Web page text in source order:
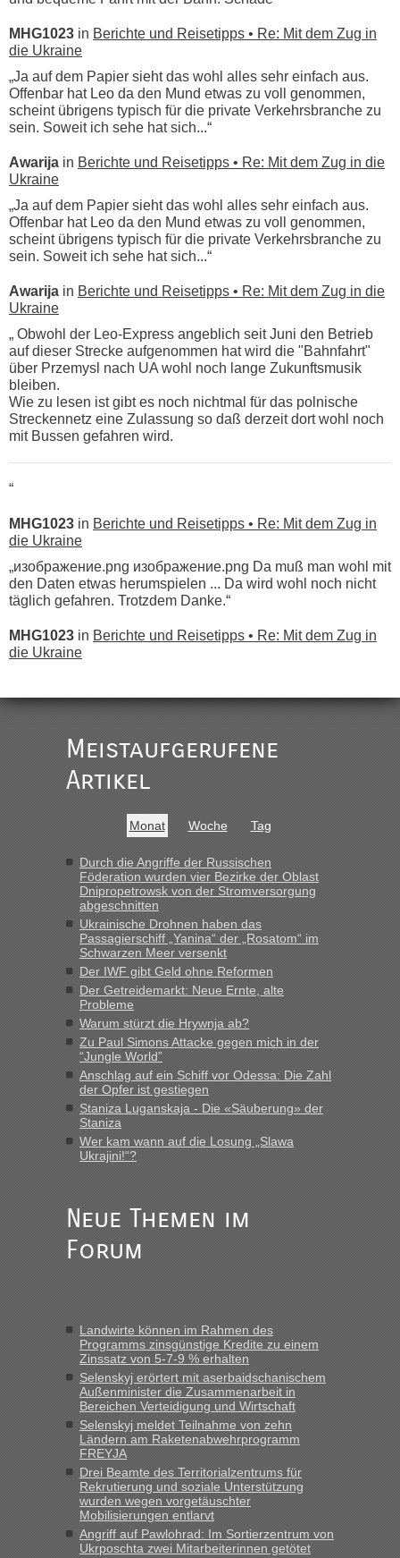
MHG1023 in Berichte und Reisetipps • Re: Mit dem Zug in
die Ukraine
„Ja auf dem Papier sieht das wohl alles sehr einfach aus.
Offenbar hat Leo da den Mund etwas zu voll genommen,
scheint übrigens typisch für die private Verkehrsbranche zu
sein. Soweit ich sehe hat sich...“
Awarija in Berichte und Reisetipps • Re: Mit dem Zug in die
Ukraine
„Ja auf dem Papier sieht das wohl alles sehr einfach aus.
Offenbar hat Leo da den Mund etwas zu voll genommen,
scheint übrigens typisch für die private Verkehrsbranche zu
sein. Soweit ich sehe hat sich...“
Awarija in Berichte und Reisetipps • Re: Mit dem Zug in die
Ukraine
„ Obwohl der Leo-Express angeblich seit Juni den Betrieb
auf dieser Strecke aufgenommen hat wird die "Bahnfahrt"
über Przemysl nach UA wohl noch lange Zukunftsmusik
bleiben.
Wie zu lesen ist gibt es noch nichtmal für das polnische
Streckennetz eine Zulassung so daß derzeit dort wohl noch
mit Bussen gefahren wird.
“
MHG1023 in Berichte und Reisetipps • Re: Mit dem Zug in
die Ukraine
„изображение.png изображение.png Da muß man wohl mit
den Daten etwas herumspielen ... Da wird wohl noch nicht
täglich gefahren. Trotzdem Danke.“
MHG1023 in Berichte und Reisetipps • Re: Mit dem Zug in
die Ukraine
Ist korrekt, aber ich finde man hätte trotzdem im Text gleich
darauf hinweisen können.
War aber nicht "böse" gemeint ...
buchbar - warum auch immer ...
Hab´s versucht - bekomme aber immer angezeigt "auf dieser
Strecke fahren wir nicht"
inBerichte und Reisetipps • Re: Mit dem Zug in
die Ukraine
„Man sollte aber explizit dazu schreiben, daß es ein Zug von
LeoExpress ist - und nur auf deren Webseite kann man die
Fahrkarten kaufen. Zumindest ist es die erste Umsteigefreie
Verbindung von Deutschland...“
Recht, Visa und Dokumente • Re: Deklaration
gebrauchter Kleidung beim Zoll
„Vielen Dank, mit einem Briefchen meiner Frau im Gepäck
gab es keine Probleme“
fast 11 Milliarden aufgedeckt
„Am besten wäre natürlich, wenn die Frau mit dabei ist.
Alleinreisende Männer stehen schließlich immer unter
Milliarden aufgedeckt
„Kein Zoll. Du musst an sich nur sagen dass das privat ist
und du nicht damit handeln willst. So lange das nicht
Originalverpackt ist und ersichlich das nicht neu sollte es
keine Probleme geben“
Recht, Visa und Dokumente • Deklaration
gebrauchter Kleidung beim Zoll
„Hallo Leute, ich weiß nicht, ob ich hier richtig bin mit meiner
Anfrage. Ich möchte 4 Umzugskartons mit gebrauchter
Straßen Kleidung bei der Einreise in die Ukraine
mitnehmen. Es ist gebrauchte Kleidung...“
Meistaufgerufene
Artikel
Monat Woche Tag
Durch die Angriffe der Russischen
Föderation wurden vier Bezirke der Oblast
Dnipropetrowsk von der Stromversorgung
abgeschnitten
Ukrainische Drohnen haben das
Passagierschiff „Yanina“ der „Rosatom“ im
Schwarzen Meer versenkt
Der IWF gibt Geld ohne Reformen
Der Getreidemarkt: Neue Ernte, alte
Probleme
Warum stürzt die Hrywnja ab?
Zu Paul Simons Attacke gegen mich in der
“Jungle World”
Anschlag auf ein Schiff vor Odessa: Die Zahl
der Opfer ist gestiegen
Staniza Luganskaja - Die «Säuberung» der
Staniza
Wer kam wann auf die Losung „Slawa
Ukrajini!“?
Neue Themen im
Forum
Landwirte können im Rahmen des
Programms zinsgünstige Kredite zu einem
Zinssatz von 5-7-9 % erhalten
Selenskyj erörtert mit aserbaidschanischem
Außenminister die Zusammenarbeit in
Bereichen Verteidigung und Wirtschaft
Selenskyj meldet Teilnahme von zehn
Ländern am Raketenabwehrprogramm
FREYJA
Drei Beamte des Territorialzentrums für
Rekrutierung und soziale Unterstützung
wurden wegen vorgetäuschter
Mobilisierungen entlarvt
Angriff auf Pawlohrad: Im Sortierzentrum von
Ukrposchta zwei Mitarbeiterinnen getötet